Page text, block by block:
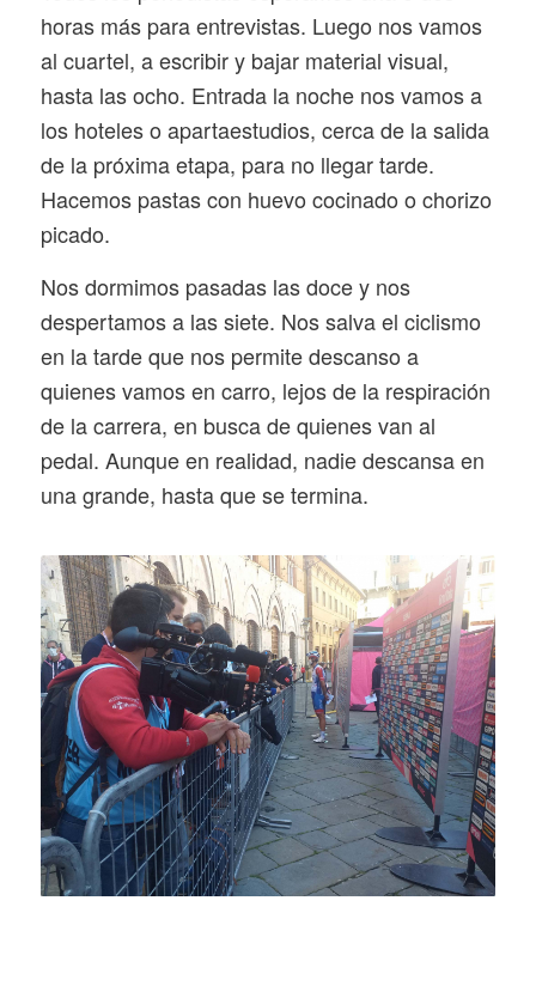
horas más para entrevistas. Luego nos vamos
al cuartel, a escribir y bajar material visual,
hasta las ocho. Entrada la noche nos vamos a
los hoteles o apartaestudios, cerca de la salida
de la próxima etapa, para no llegar tarde.
Hacemos pastas con huevo cocinado o chorizo
picado.
Nos dormimos pasadas las doce y nos
despertamos a las siete. Nos salva el ciclismo
en la tarde que nos permite descanso a
quienes vamos en carro, lejos de la respiración
de la carrera, en busca de quienes van al
pedal. Aunque en realidad, nadie descansa en
una grande, hasta que se termina.